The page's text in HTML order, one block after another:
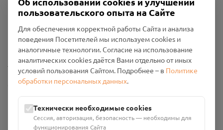
Политика конфиденциальности
Промо-материалы
Настройки cookies
Общество с ограниченной ответственностью «Смоленский
Проект Помним»
ИНН: 6700029207 ОГРН: 1256700001986
Юридический адрес: 216790, Смоленская область, р-н
Руднянский, г. Рудня, улица Западная, д. 26А, пом. 18
пользовательского опыта на Сайте
Для обеспечения корректной работы Сайта и анализа
поведения Посетителей мы используем cookies и
аналогичные технологии. Согласие на использование
аналитических cookies даётся Вами отдельно от иных
условий пользования Сайтом. Подробнее – в Политике
обработки персональных данных.
Технически необходимые cookies
Сессия, авторизация, безопасность — необходимы для
функционирования Сайта